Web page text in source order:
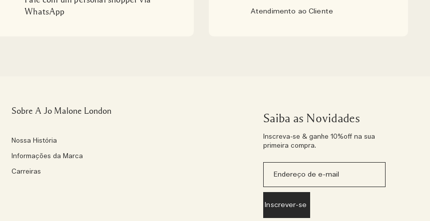
WhatsApp
Atendimento ao Cliente
Saiba as Novidades
Inscreva-se & ganhe 10%off na sua
primeira compra.
Sobre A Jo Malone London
Nossa História
Informações da Marca
Carreiras